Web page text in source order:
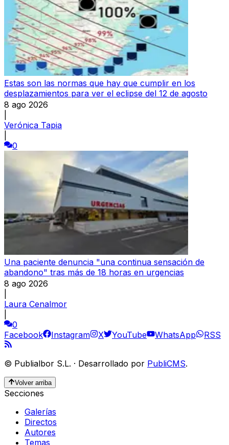
Estas son las normas que hay que cumplir en los
desplazamientos para ver el eclipse del 12 de agosto
8 ago 2026
Verónica Tapia
0
Una paciente denuncia "una continua sensación de
abandono" tras más de 18 horas en urgencias
8 ago 2026
Laura Cenalmor
0
Facebook
Instagram X YouTube WhatsApp RSS
© Publialbor S.L. · Desarrollado por PubliCMS.
Volver arriba
Secciones
Galerías
Directos
Autores
Temas